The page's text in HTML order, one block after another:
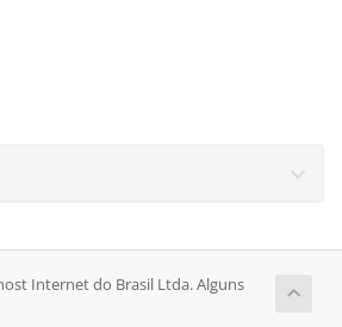
Internet do Brasil Ltda. Alguns